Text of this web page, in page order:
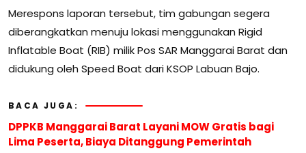
Merespons laporan tersebut, tim gabungan segera
diberangkatkan menuju lokasi menggunakan Rigid
Inflatable Boat (RIB) milik Pos SAR Manggarai Barat dan
didukung oleh Speed Boat dari KSOP Labuan Bajo.
BACA JUGA:
DPPKB Manggarai Barat Layani MOW Gratis bagi
Lima Peserta, Biaya Ditanggung Pemerintah